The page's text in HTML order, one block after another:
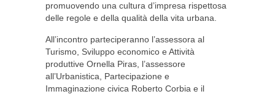
promuovendo una cultura d’impresa rispettosa
delle regole e della qualità della vita urbana.
All’incontro parteciperanno l’assessora al
Turismo, Sviluppo economico e Attività
produttive Ornella Piras, l’assessore
all’Urbanistica, Partecipazione e
Immaginazione civica Roberto Corbia e il